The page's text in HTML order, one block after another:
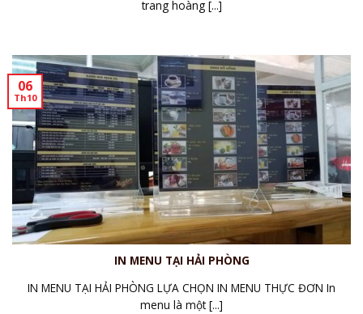
trang hoàng [...]
IN MENU TẠI HẢI PHÒNG
IN MENU TẠI HẢI PHÒNG LỰA CHỌN IN MENU THỰC ĐƠN In
menu là một [...]
06
Th10